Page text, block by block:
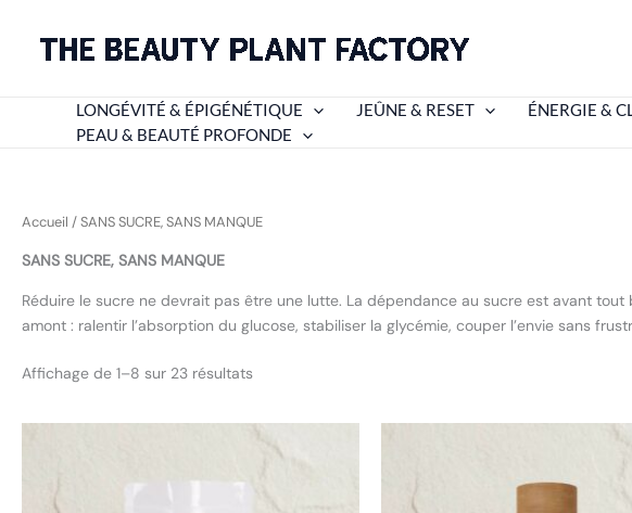
contenu
LONGÉVITÉ & ÉPIGÉNÉTIQUE JEÛNE & RESET ÉNERGIE &
PEAU & BEAUTÉ PROFONDE
Accueil / SANS SUCRE, SANS MANQUE
SANS SUCRE, SANS MANQUE
Réduire le sucre ne devrait pas être une lutte. La dépendance au sucre est avant
amont : ralentir l’absorption du glucose, stabiliser la glycémie, couper l’envie sans
Affichage de 1–8 sur 23 résultatsTrié
au
plus
ancien